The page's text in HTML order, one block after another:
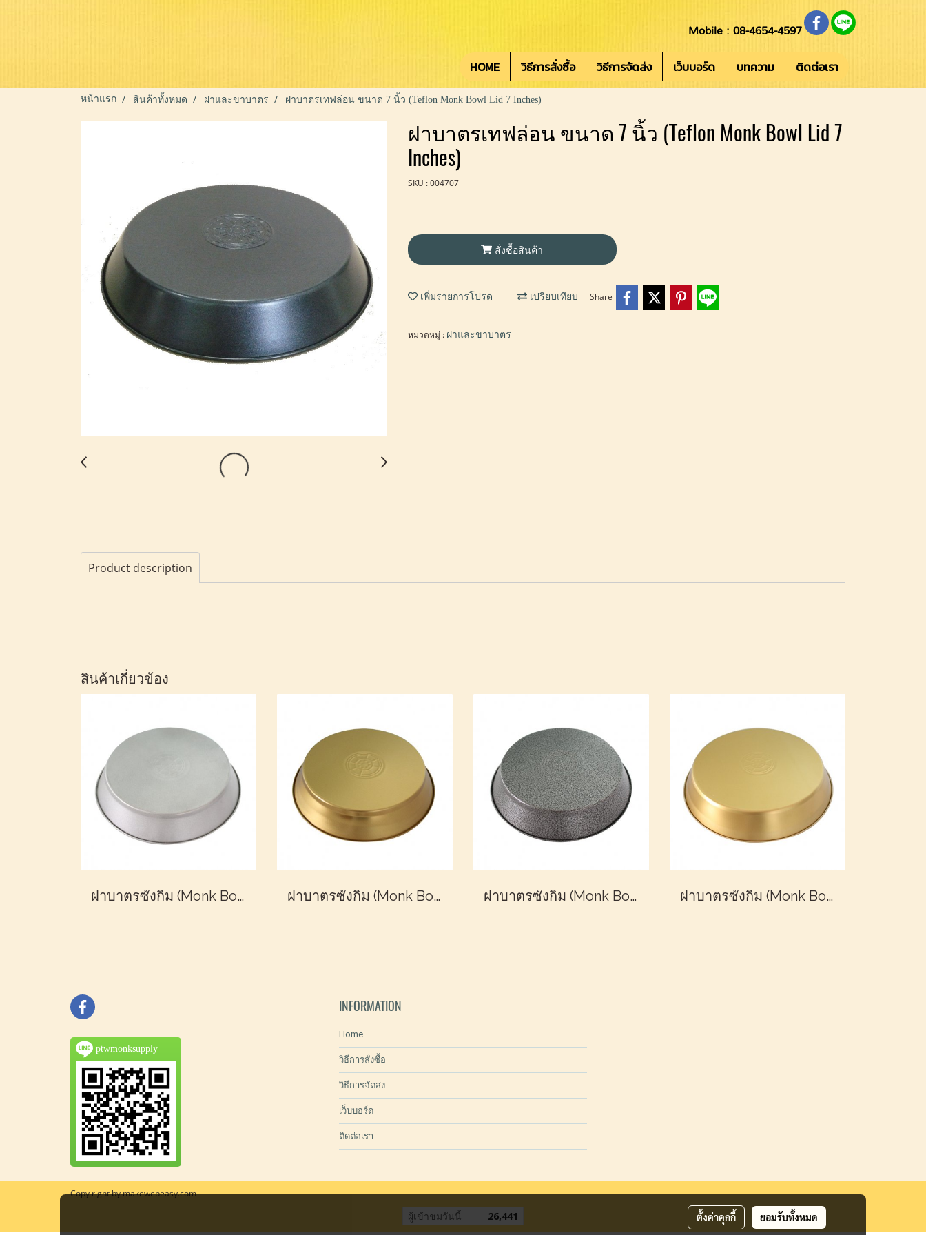
Mobile : 08-4654-4597
HOME วิธีการสั่งซื้อ วิธีการจัดส่ง เว็บบอร์ด บทความ ติดต่อเรา
หน้าแรก สินค้าทั้งหมด ฝาและขาบาตร ฝาบาตรเทฟล่อน ขนาด 7 นิ้ว (Teflon Monk Bowl Lid 7 Inches)
ฝาบาตรเทฟล่อน ขนาด 7 นิ้ว (Teflon Monk Bowl Lid 7
Inches)
SKU : 004707
สั่งซื้อสินค้า
เพิ่มรายการโปรด เปรียบเทียบ Share
หมวดหมู่ : ฝาและขาบาตร
Product description
สินค้าเกี่ยวข้อง
ฝาบาตรซังกิม (Monk Bowl Lid) ฝาบาตรซังกิม (Monk Bowl Lid) ฝาบาตรซังกิม (Monk Bowl Lid) ฝาบาตรซังกิม (Monk Bowl Lid)
ptwmonksupply
INFORMATION
Home
วิธีการสั่งซื้อ
วิธีการจัดส่ง
เว็บบอร์ด
ติดต่อเรา
Copy right by makewebeasy.com
ผู้เข้าชมวันนี้ 26,441 ตั้งค่าคุกกี้ ยอมรับทั้งหมด